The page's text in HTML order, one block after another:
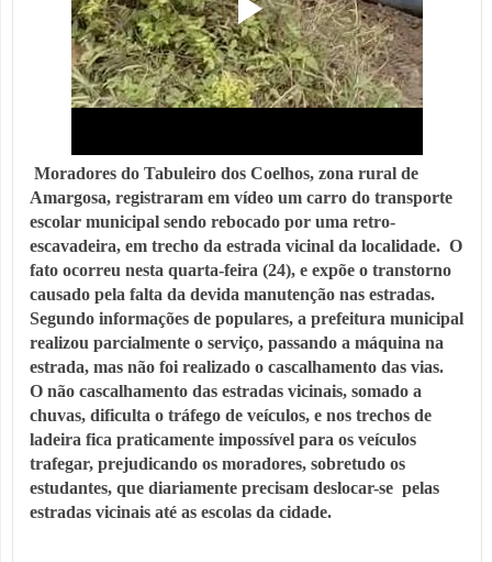
Moradores do Tabuleiro dos Coelhos, zona rural de
Amargosa, registraram em vídeo um carro do transporte
escolar municipal sendo rebocado por uma retro-
escavadeira, em trecho da estrada vicinal da localidade. O
fato ocorreu nesta quarta-feira (24), e expõe o transtorno
causado pela falta da devida manutenção nas estradas.
Segundo informações de populares, a prefeitura municipal
realizou parcialmente o serviço, passando a máquina na
estrada, mas não foi realizado o cascalhamento das vias.
O não cascalhamento das estradas vicinais, somado a
chuvas, dificulta o tráfego de veículos, e nos trechos de
ladeira fica praticamente impossível para os veículos
trafegar, prejudicando os moradores, sobretudo os
estudantes, que diariamente precisam deslocar-se pelas
estradas vicinais até as escolas da cidade.